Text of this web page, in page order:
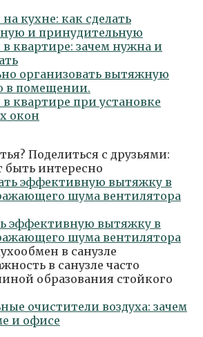
кухне: как сделать
и принудительную
квартире: зачем нужна и
организовать вытяжную
в помещении.
квартире при установке
окон
Поделиться с друзьями:
интересно
эффективную вытяжку в
шума вентилятора
в санузле
в санузле часто
образования стойкого